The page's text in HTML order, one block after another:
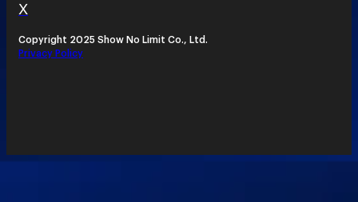
X
Copyright 2025 Show No Limit Co., Ltd.
Privacy Policy